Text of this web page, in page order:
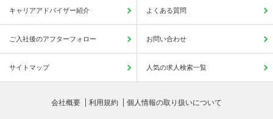
キャリアアドバイザー紹介 よくある質問
ご入社後のアフターフォロー お問い合わせ
サイトマップ 人気の求人検索一覧
会社概要 利用規約 個人情報の取り扱いについて